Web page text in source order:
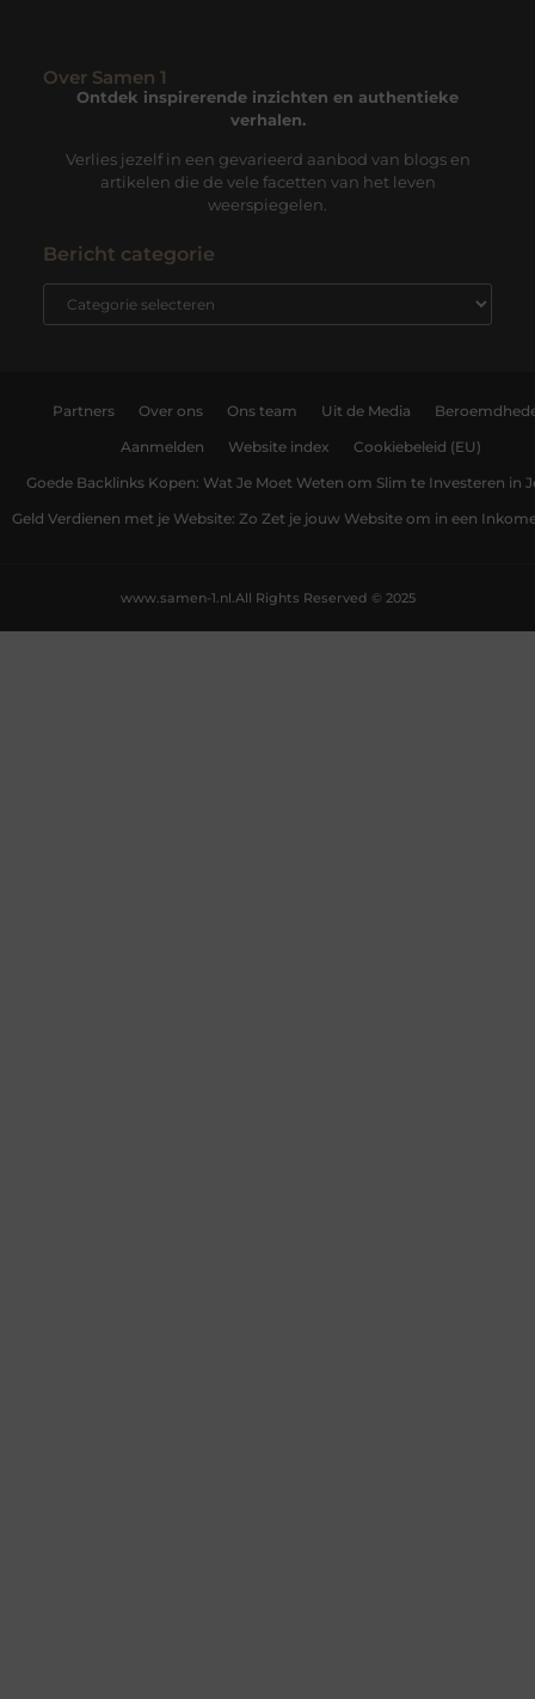
Over Samen 1
Ontdek inspirerende inzichten en authentieke
verhalen.
Verlies jezelf in een gevarieerd aanbod van blogs en
artikelen die de vele facetten van het leven
weerspiegelen.
Bericht categorie
Partners Over ons Ons team Uit de Media
Aanmelden Website index Cookiebeleid (EU)
Goede Backlinks Kopen: Wat Je Moet Weten om Slim te Investeren in
Geld Verdienen met je Website: Zo Zet je jouw Website om in een
All Rights Reserved © 2025
www.samen-1.nl.